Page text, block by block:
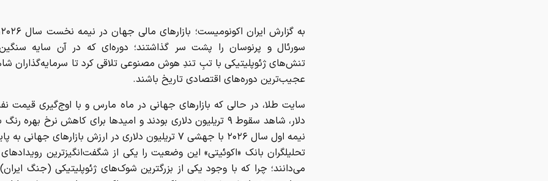
سورئال و پرنوسان را پشت سر گذاشتند؛ دوره‌ای که در آن سایه
تنش‌های ژئوپلیتیکی با تبِ تندِ هوش مصنوعی تلاقی کرد تا سرمایه‌گذاران
عجیب‌ترین دوره‌های اقتصادی تاریخ باشند.
دلار، شاهد سقوط ۹ تریلیون دلاری بودند و امیدها برای کاهش نرخ بهره
نیمه اول سال ۲۰۲۶ با جهشی ۷ تریلیون دلاری در ارزش بازارهای
تحلیلگران بانک «اکوئیتی» این وضعیت را یکی از شگفت‌انگیزترین
می‌دانند؛ چرا که با وجود یکی از بزرگترین شوک‌های ژئوپلیتیکی (جنگ